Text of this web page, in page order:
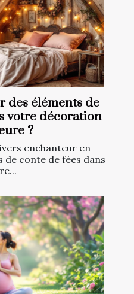
des éléments de
votre décoration
?
enchanteur en
conte de fées dans